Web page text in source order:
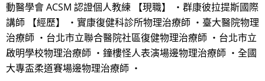
動醫學會 ACSM 認證個人教練 【現職】 ・群康彼拉提斯國際
講師 【經歷】 ・實康復健科診所物理治療師 ・臺大醫院物理
治療師 ・台北市立聯合醫院社區復健物理治療師 ・台北市立
啟明學校物理治療師 ・鐘樓怪人表演場邊物理治療師 ・全國
大專盃柔道賽場邊物理治療師 ・